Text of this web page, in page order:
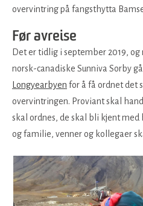
overvintring på fangsthytta
Før avreise
Det er tidlig i september 2019,
norsk-canadiske Sunniva Sorby
Longyearbyen for å få ordnet det
overvintringen. Proviant skal
skal ordnes, de skal bli kjent med
og familie, venner og kollegaer